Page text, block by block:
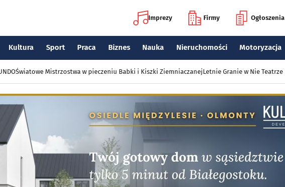
Imprezy Firmy Ogłoszenia
Kultura Sport Praca Biznes Nauka Nieruchomości Motoryzacja
Światowe Mistrzostwa w pieczeniu Babki i Kiszki ZiemniaczanejLetnie Granie w Nie Teatrze